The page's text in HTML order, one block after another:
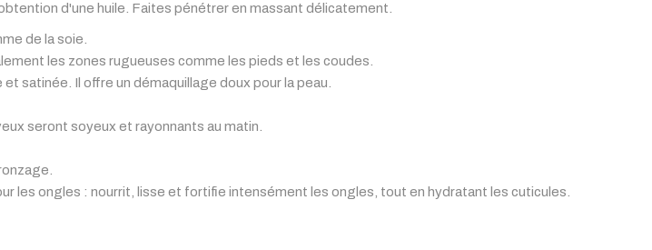
d'une huile. Faites pénétrer en massant délicatement.
de la soie.
les zones rugueuses comme les pieds et les coudes.
satinée. Il offre un démaquillage doux pour la peau.
seront soyeux et rayonnants au matin.
les ongles : nourrit, lisse et fortifie intensément les ongles, tout en hydratant les cuticules.